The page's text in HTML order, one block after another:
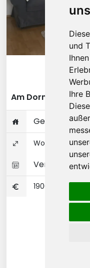
und
Ihre
Am Dornbusch -
Gesamte
Verfügbar 17-
1900